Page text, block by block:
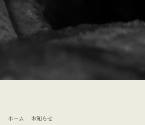
ホーム お知らせ